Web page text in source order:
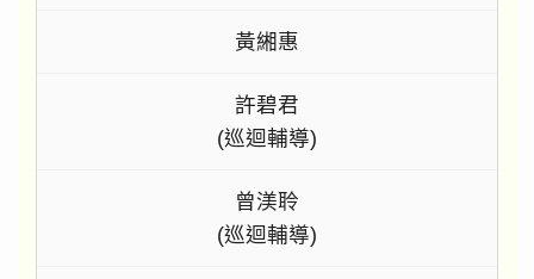
黃緗惠
許碧君
(巡迴輔導)
曾渼聆
(巡迴輔導)